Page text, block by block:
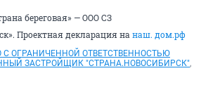
береговая» — ООО СЗ
Проектная декларация на наш. дом.рф
С ОГРАНИЧЕННОЙ ОТВЕТСТВЕННОСТЬЮ
ЗАСТРОЙЩИК "СТРАНА.НОВОСИБИРСК",